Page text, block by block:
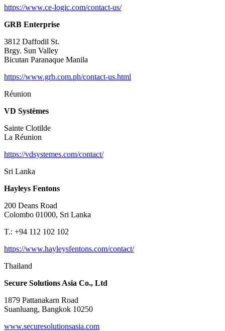
https://www.ce-logic.com/contact-us/
GRB Enterprise
3812 Daffodil St.
Brgy. Sun Valley
Bicutan Paranaque Manila
https://www.grb.com.ph/contact-us.html
Réunion
VD Systèmes
Sainte Clotilde
La Réunion
https://vdsystemes.com/contact/
Sri Lanka
Hayleys Fentons
200 Deans Road
Colombo 01000, Sri Lanka
T.: +94 112 102 102
https://www.hayleysfentons.com/contact/
Thailand
Secure Solutions Asia Co., Ltd
1879 Pattanakarn Road
Suanluang, Bangkok 10250
www.securesolutionsasia.com